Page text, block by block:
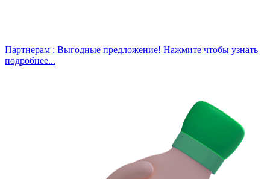
Партнерам : Выгодные предложение! Нажмите чтобы узнать
подробнее...